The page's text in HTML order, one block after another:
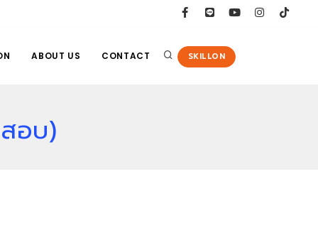
SKILLON
ABOUT US CONTACT
อบ)